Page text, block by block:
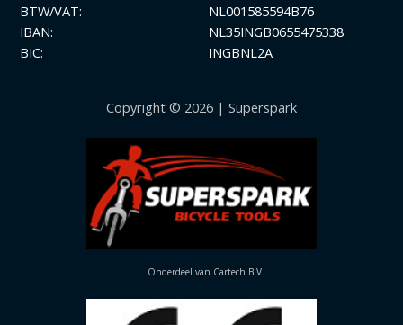
BTW/VAT:
IBAN:
BIC:
NL001585594B76
NL35INGB0655475338
INGBNL2A
Copyright © 2026 | Superspark
Onderdeel van Cartech B.V.